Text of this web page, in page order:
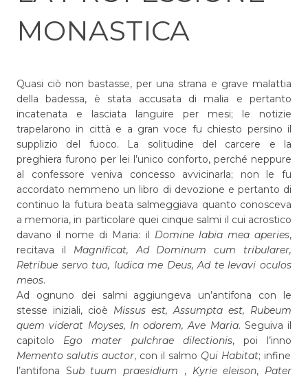
MONASTICA
Quasi ciò non bastasse, per una strana e grave malattia
della badessa, è stata accusata di malia e pertanto
incatenata e lasciata languire per mesi; le notizie
trapelarono in città e a gran voce fu chiesto persino il
supplizio del fuoco. La solitudine del carcere e la
preghiera furono per lei l’unico conforto, perché neppure
al confessore veniva concesso avvicinarla; non le fu
accordato nemmeno un libro di devozione e pertanto di
continuo la futura beata salmeggiava quanto conosceva
a memoria, in particolare quei cinque salmi il cui acrostico
davano il nome di Maria: il Domine labia mea aperies,
recitava il Magnificat, Ad Dominum cum tribularer,
Retribue servo tuo, Iudica me Deus, Ad te levavi oculos
meos.
Ad ognuno dei salmi aggiungeva un’antifona con le
stesse iniziali, cioè Missus est, Assumpta est, Rubeum
quem viderat Moyses, In odorem, Ave Maria. Seguiva il
capitolo Ego mater pulchrae dilectionis, poi l’inno
Memento salutis auctor, con il salmo Qui Habitat; infine
l’antifona Sub tuum praesidium , Kyrie eleison, Pater